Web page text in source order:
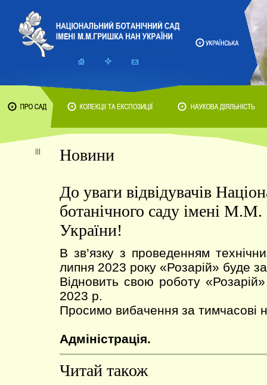
Новини
До уваги відвідувачів
ботанічного саду імені
України!
В зв’язку з проведенням
липня 2023 року «Розарій» буде
Відновить свою роботу
2023 р.
Просимо вибачення за тимчасові
Адміністрація.
Читай також